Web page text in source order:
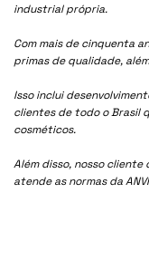
industrial própria.
Com mais de cinquenta
primas de qualidade,
Isso inclui
clientes de todo o Brasil
cosméticos.
Além disso, nosso
atende as normas da